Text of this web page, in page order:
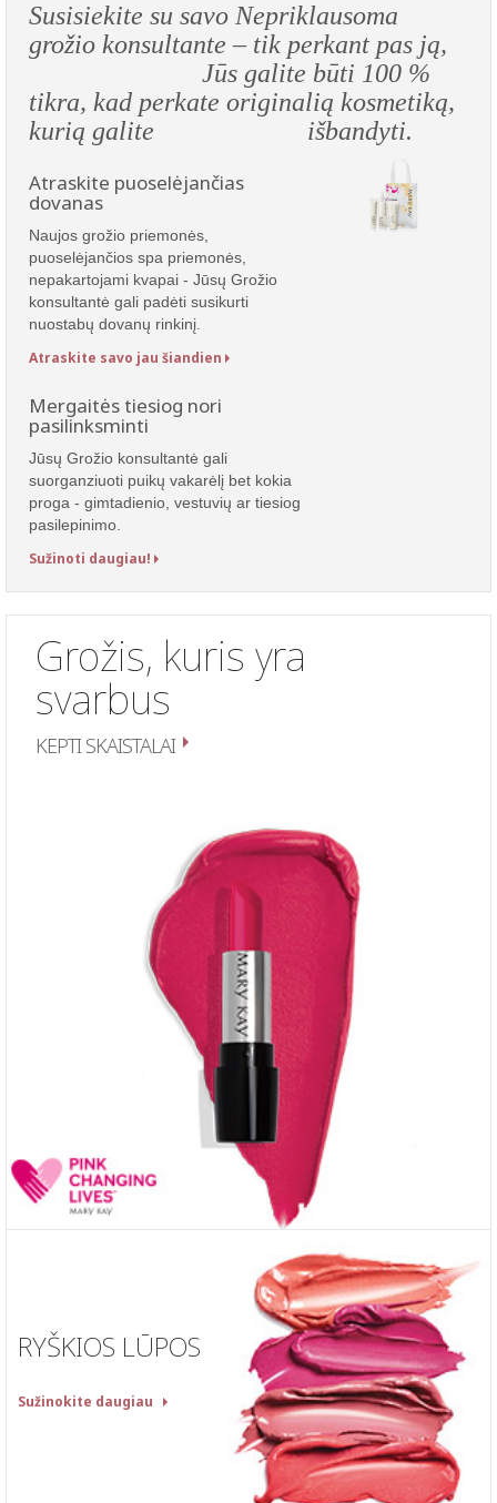
Susisiekite su savo Nepriklausoma
grožio konsultante – tik perkant pas ją,
Jūs galite būti 100 %
tikra, kad perkate originalią kosmetiką,
kurią galite išbandyti.
Atraskite puoselėjančias
dovanas
Naujos grožio priemonės,
puoselėjančios spa priemonės,
nepakartojami kvapai - Jūsų Grožio
konsultantė gali padėti susikurti
nuostabų dovanų rinkinį.
Atraskite savo jau šiandien
Mergaitės tiesiog nori
pasilinksminti
Jūsų Grožio konsultantė gali
suorganziuoti puikų vakarėlį bet kokia
proga - gimtadienio, vestuvių ar tiesiog
pasilepinimo.
Sužinoti daugiau!
Grožis, kuris yra
svarbus
KEPTI SKAISTALAI
RYŠKIOS LŪPOS
Sužinokite daugiau